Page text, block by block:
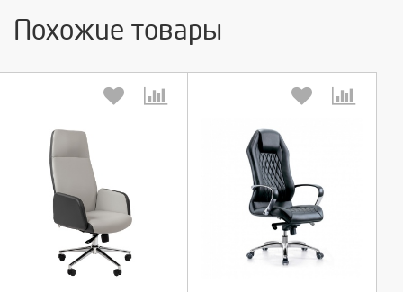
Похожие товары
Выберите количество:
Продолжить
Выберите количество: